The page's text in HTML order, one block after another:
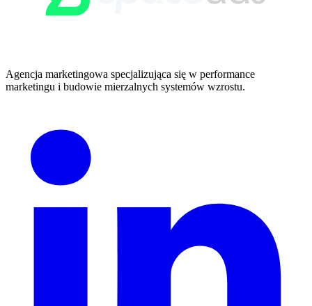
Agencja marketingowa specjalizująca się w performance
marketingu i budowie mierzalnych systemów wzrostu.